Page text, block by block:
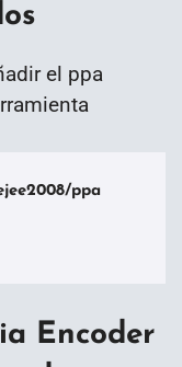
el ppa
ppa
Encoder